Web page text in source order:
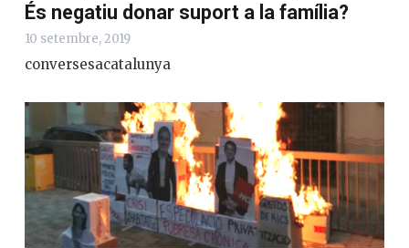
És negatiu donar suport a la família?
10 setembre, 2019
conversesacatalunya